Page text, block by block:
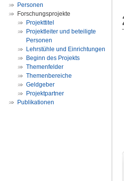
Personen
Forschungsprojekte
Projekttitel
Projektleiter und beteiligte
Personen
Lehrstühle und Einrichtungen
Beginn des Projekts
Themenfelder
Themenbereiche
Geldgeber
Projektpartner
Publikationen